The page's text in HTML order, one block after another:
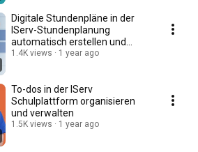
Digitale Stundenpläne in der
IServ-Stundenplanung
automatisch erstellen und
optimieren (Beta)
1.4K views 1 year ago
To-dos in der IServ
Schulplattform organisieren
und verwalten
1.5K views 1 year ago